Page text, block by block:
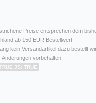
Preise entsprechen dem
ab 150 EUR Bestellwert.
kein Versandartikel dazu bestellt
Änderungen vorbehalten.
JS: TRUE